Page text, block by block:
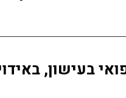
בעישון,